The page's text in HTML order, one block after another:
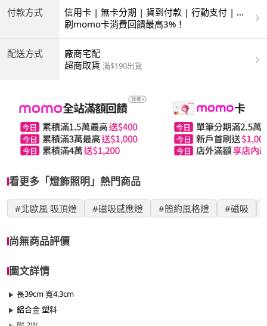
付款方式
信用卡 | 無卡分期 | 貨到付款 | 行動支付 | 超
商付款 | ATM | 銀聯卡
刷momo卡消費回饋最高3%！
配送方式
廠商宅配
超商取貨 滿$190出貨
看更多「燈飾照明」熱門商品
#北歐風 吸頂燈 #磁吸感應燈 #簡約風格燈 #磁吸
尚無商品評價
圖文詳情
長39cm 寬4.3cm
鋁合金 塑料